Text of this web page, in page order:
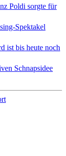
Poldi sorgte für
Spektakel
ist bis heute noch
Schnapsidee